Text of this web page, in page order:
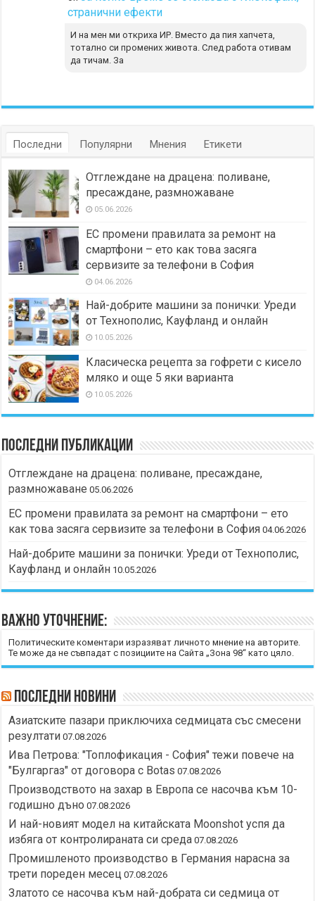
странични ефекти
И на мен ми откриха ИР. Вместо да пия хапчета,
тотално си промених живота. След работа отивам
да тичам. За
Последни Популярни Мнения Етикети
Отглеждане на драцена: поливане,
пресаждане, размножаване
05.06.2026
ЕС промени правилата за ремонт на
смартфони – ето как това засяга
сервизите за телефони в София
04.06.2026
Най-добрите машини за понички: Уреди
от Технополис, Кауфланд и онлайн
10.05.2026
Класическа рецепта за гофрети с кисело
мляко и още 5 яки варианта
10.05.2026
Последни публикации
Отглеждане на драцена: поливане, пресаждане,
размножаване 05.06.2026
ЕС промени правилата за ремонт на смартфони – ето
как това засяга сервизите за телефони в София 04.06.2026
Най-добрите машини за понички: Уреди от Технополис,
Кауфланд и онлайн 10.05.2026
Важно уточнение:
Политическите коментари изразяват личното мнение на авторите.
Те може да не съвпадат с позициите на Сайта „Зона 98“ като цяло.
Последни новини
Азиатските пазари приключиха седмицата със смесени
резултати 07.08.2026
Ива Петрова: "Топлофикация - София" тежи повече на
"Булгаргаз" от договора с Botas 07.08.2026
Производството на захар в Европа се насочва към 10-
годишно дъно 07.08.2026
И най-новият модел на китайската Moonshot успя да
избяга от контролираната си среда 07.08.2026
Промишленото производство в Германия нарасна за
трети пореден месец 07.08.2026
Златото се насочва към най-добрата си седмица от